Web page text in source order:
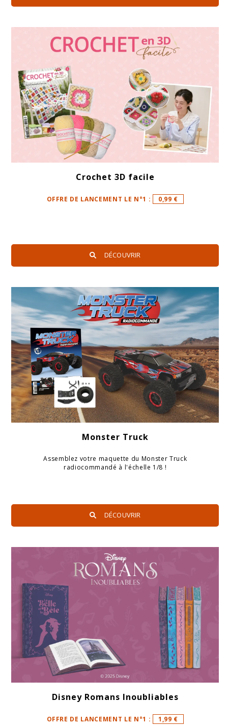
Crochet 3D facile
OFFRE DE LANCEMENT LE N°1 : 0,99 €
DÉCOUVRIR
Monster Truck
Assemblez votre maquette du Monster Truck
radiocommandé à l'échelle 1/8 !
DÉCOUVRIR
Disney Romans Inoubliables
OFFRE DE LANCEMENT LE N°1 : 1,99 €